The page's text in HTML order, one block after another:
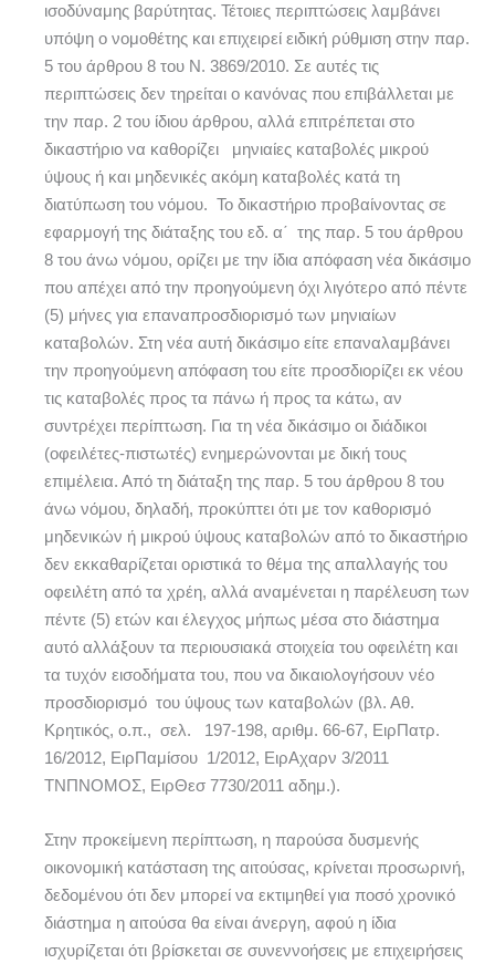
ισοδύναμης βαρύτητας. Τέτοιες περιπτώσεις λαμβάνει
υπόψη ο νομοθέτης και επιχειρεί ειδική ρύθμιση στην παρ.
5 του άρθρου 8 του Ν. 3869/2010. Σε αυτές τις
περιπτώσεις δεν τηρείται ο κανόνας που επιβάλλεται με
την παρ. 2 του ίδιου άρθρου, αλλά επιτρέπεται στο
δικαστήριο να καθορίζει μηνιαίες καταβολές μικρού
ύψους ή και μηδενικές ακόμη καταβολές κατά τη
διατύπωση του νόμου. Το δικαστήριο προβαίνοντας σε
εφαρμογή της διάταξης του εδ. α΄ της παρ. 5 του άρθρου
8 του άνω νόμου, ορίζει με την ίδια απόφαση νέα δικάσιμο
που απέχει από την προηγούμενη όχι λιγότερο από πέντε
(5) μήνες για επαναπροσδιορισμό των μηνιαίων
καταβολών. Στη νέα αυτή δικάσιμο είτε επαναλαμβάνει
την προηγούμενη απόφαση του είτε προσδιορίζει εκ νέου
τις καταβολές προς τα πάνω ή προς τα κάτω, αν
συντρέχει περίπτωση. Για τη νέα δικάσιμο οι διάδικοι
(οφειλέτες-πιστωτές) ενημερώνονται με δική τους
επιμέλεια. Από τη διάταξη της παρ. 5 του άρθρου 8 του
άνω νόμου, δηλαδή, προκύπτει ότι με τον καθορισμό
μηδενικών ή μικρού ύψους καταβολών από το δικαστήριο
δεν εκκαθαρίζεται οριστικά το θέμα της απαλλαγής του
οφειλέτη από τα χρέη, αλλά αναμένεται η παρέλευση των
πέντε (5) ετών και έλεγχος μήπως μέσα στο διάστημα
αυτό αλλάξουν τα περιουσιακά στοιχεία του οφειλέτη και
τα τυχόν εισοδήματα του, που να δικαιολογήσουν νέο
προσδιορισμό του ύψους των καταβολών (βλ. Αθ.
Κρητικός, ο.π., σελ. 197-198, αριθμ. 66-67, ΕιρΠατρ.
16/2012, ΕιρΠαμίσου 1/2012, ΕιρΑχαρν 3/2011
ΤΝΠΝΟΜΟΣ, ΕιρΘεσ 7730/2011 αδημ.).
Στην προκείμενη περίπτωση, η παρούσα δυσμενής
οικονομική κατάσταση της αιτούσας, κρίνεται προσωρινή,
δεδομένου ότι δεν μπορεί να εκτιμηθεί για ποσό χρονικό
διάστημα η αιτούσα θα είναι άνεργη, αφού η ίδια
ισχυρίζεται ότι βρίσκεται σε συνεννοήσεις με επιχειρήσεις